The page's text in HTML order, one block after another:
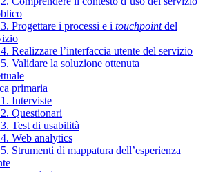
Progettare i processi e i touchpointdel
Realizzare l’interfaccia utente del servizio
Validare la soluzione ottenuta
primaria
Interviste
Questionari
Test di usabilità
Web analytics
Strumenti di mappatura dell’esperienza